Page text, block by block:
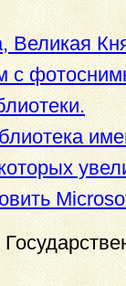
Великая
с